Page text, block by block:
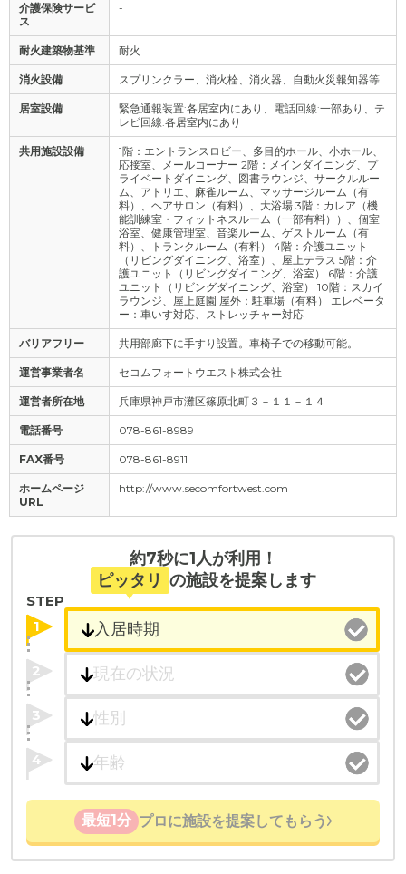
介護保険サービ
ス
-
耐火建築物基準 耐火
消火設備 スプリンクラー、消火栓、消火器、自動火災報知器等
居室設備
緊急通報装置:各居室内にあり、電話回線:一部あり、テ
レビ回線:各居室内にあり
共用施設設備
1階：エントランスロビー、多目的ホール、小ホール、
応接室、メールコーナー 2階：メインダイニング、プ
ライベートダイニング、図書ラウンジ、サークルルー
ム、アトリエ、麻雀ルーム、マッサージルーム（有
料）、ヘアサロン（有料）、大浴場 3階：カレア（機
能訓練室・フィットネスルーム（一部有料））、個室
浴室、健康管理室、音楽ルーム、ゲストルーム（有
料）、トランクルーム（有料） 4階：介護ユニット
（リビングダイニング、浴室）、屋上テラス 5階：介
護ユニット（リビングダイニング、浴室） 6階：介護
ユニット（リビングダイニング、浴室） 10階：スカイ
ラウンジ、屋上庭園 屋外：駐車場（有料） エレベータ
ー：車いす対応、ストレッチャー対応
バリアフリー 共用部廊下に手すり設置。車椅子での移動可能。
運営事業者名 セコムフォートウエスト株式会社
運営者所在地 兵庫県神戸市灘区篠原北町３－１１－１４
電話番号 078-861-8989
FAX番号 078-861-8911
ホームページ
URL
http://www.secomfortwest.com
約7秒に1人が利用！
ピッタリ の施設を提案します
STEP
1
2
3
4
最短1分 プロに施設を提案してもらう